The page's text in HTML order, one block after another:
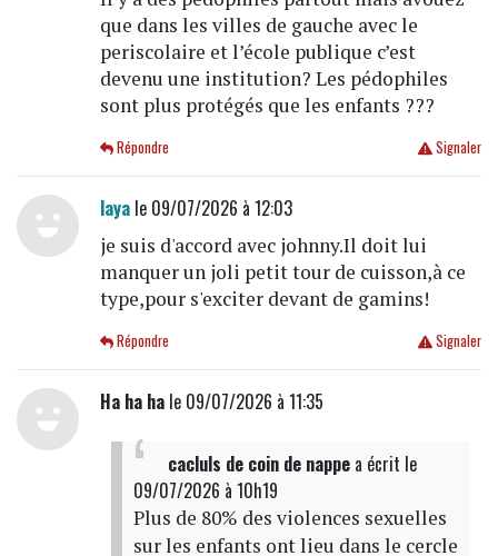
que dans les villes de gauche avec le
periscolaire et l’école publique c’est
devenu une institution? Les pédophiles
sont plus protégés que les enfants ???
Signaler
Répondre
layale 09/07/2026 à 12:03
je suis d'accord avec johnny.Il doit lui
manquer un joli petit tour de cuisson,à ce
type,pour s'exciter devant de gamins!
Signaler
Répondre
Ha ha hale 09/07/2026 à 11:35
cacluls de coin de nappea écrit le
09/07/2026 à 10h19
Plus de 80% des violences sexuelles
sur les enfants ont lieu dans le cercle